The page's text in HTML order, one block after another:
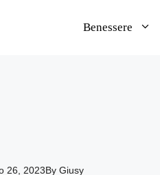
Benessere
26, 2023By Giusy